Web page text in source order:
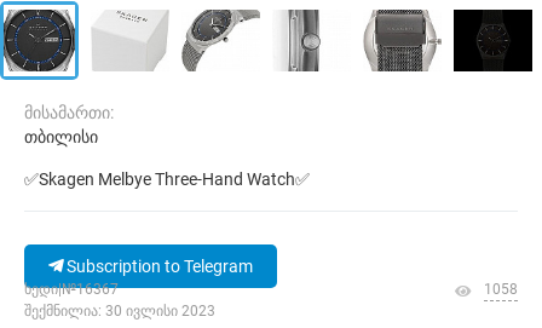
მისამართი:
თბილისი
✅Skagen Melbye Three-Hand Watch✅
Subscription to Telegram
ხედი|№16367
შექმნილია: 30 ივლისი 2023
1058